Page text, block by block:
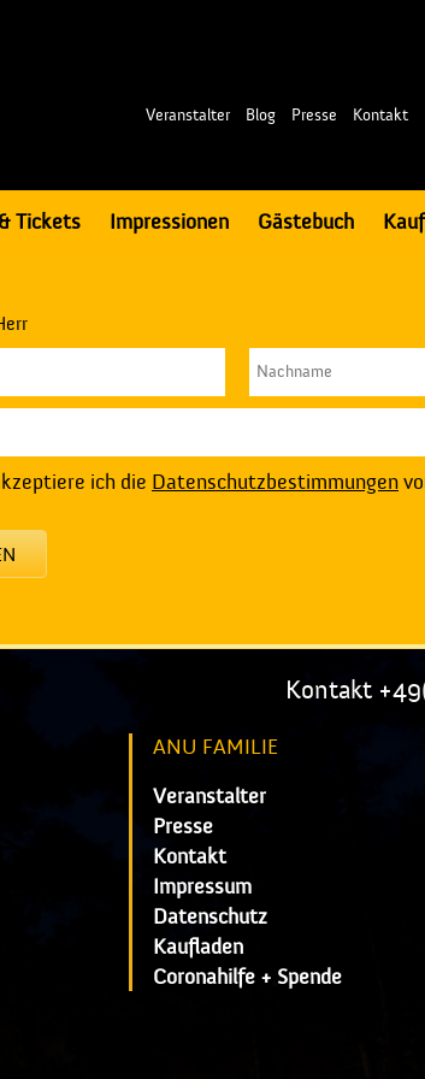
Veranstalter Blog Presse Kontakt
Tickets Impressionen Gästebuch
ich die Datenschutzbestimmungen
Kontakt
ANU FAMILIE
Veranstalter
Presse
Kontakt
Impressum
Datenschutz
Kaufladen
Coronahilfe + Spende